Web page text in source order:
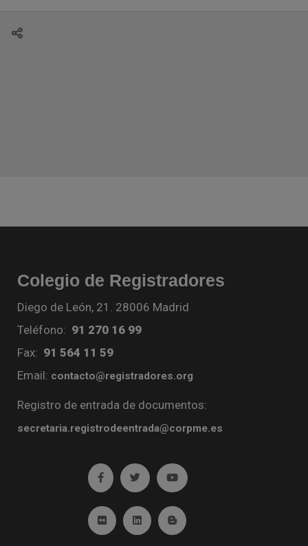
Colegio de Registradores
Diego de León, 21. 28006 Madrid
Teléfono: 91 270 16 99
Fax: 91 564 11 59
Email: contacto@registradores.org
Registro de entrada de documentos:
secretaria.registrodeentrada@corpme.es
Ir a facebook (abre en ventana nueva)
Ir a twitter (abre en ventana nueva)
Ir a YouTube (abre en
Ir a Flickr (abre en ventana nueva)
Ir a Linkedin (abre en ventana nueva)
Ir al Blog (abre en ventana